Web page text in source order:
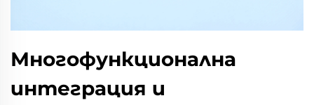
Многофункционална
интеграция и